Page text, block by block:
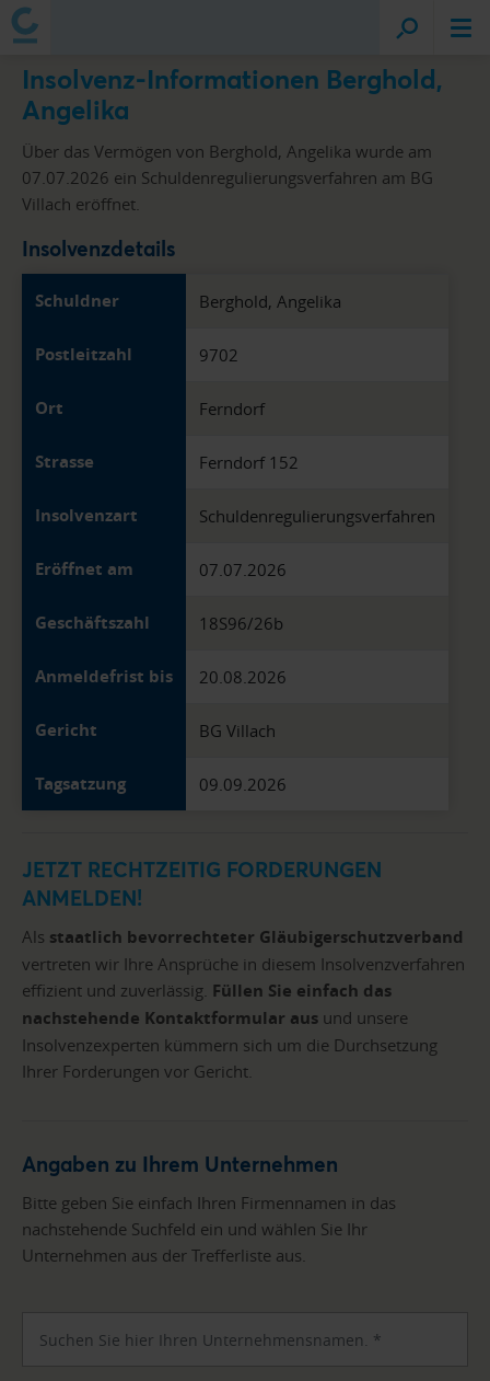
Insolvenz-Informationen Berghold,
Angelika
Über das Vermögen von Berghold, Angelika wurde am
07.07.2026 ein Schuldenregulierungsverfahren am BG
Villach eröffnet.
Insolvenzdetails
Schuldner Berghold, Angelika
Postleitzahl 9702
Ort Ferndorf
Strasse Ferndorf 152
Insolvenzart Schuldenregulierungsverfahren
Eröffnet am 07.07.2026
Geschäftszahl 18S96/26b
Anmeldefrist bis 20.08.2026
Gericht BG Villach
Tagsatzung 09.09.2026
JETZT RECHTZEITIG FORDERUNGEN
ANMELDEN!
Als staatlich bevorrechteter Gläubigerschutzverband
vertreten wir Ihre Ansprüche in diesem Insolvenzverfahren
effizient und zuverlässig. Füllen Sie einfach das
nachstehende Kontaktformular aus und unsere
Insolvenzexperten kümmern sich um die Durchsetzung
Ihrer Forderungen vor Gericht.
Angaben zu Ihrem Unternehmen
Bitte geben Sie einfach Ihren Firmennamen in das
nachstehende Suchfeld ein und wählen Sie Ihr
Unternehmen aus der Trefferliste aus.